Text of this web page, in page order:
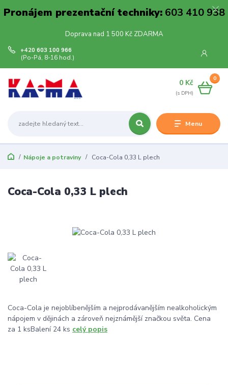
Pronájem prezentační techniky:603 410 938
Doprava nad 1 500 Kč ZDARMA
Menu
+420 603 100 966
(Po-Pá, 8-16 hod.)
0
0 Kč
Nápoje a potraviny Coca-Cola 0,33 L plech
Coca-Cola 0,33 L plech
Coca-Cola je nejoblíbenějším a nejprodávanějším nealkoholickým
nápojem v dějinách a zároveň nejznámější značkou světa. Cena
za 1 ksBalení 24 ks celý popis